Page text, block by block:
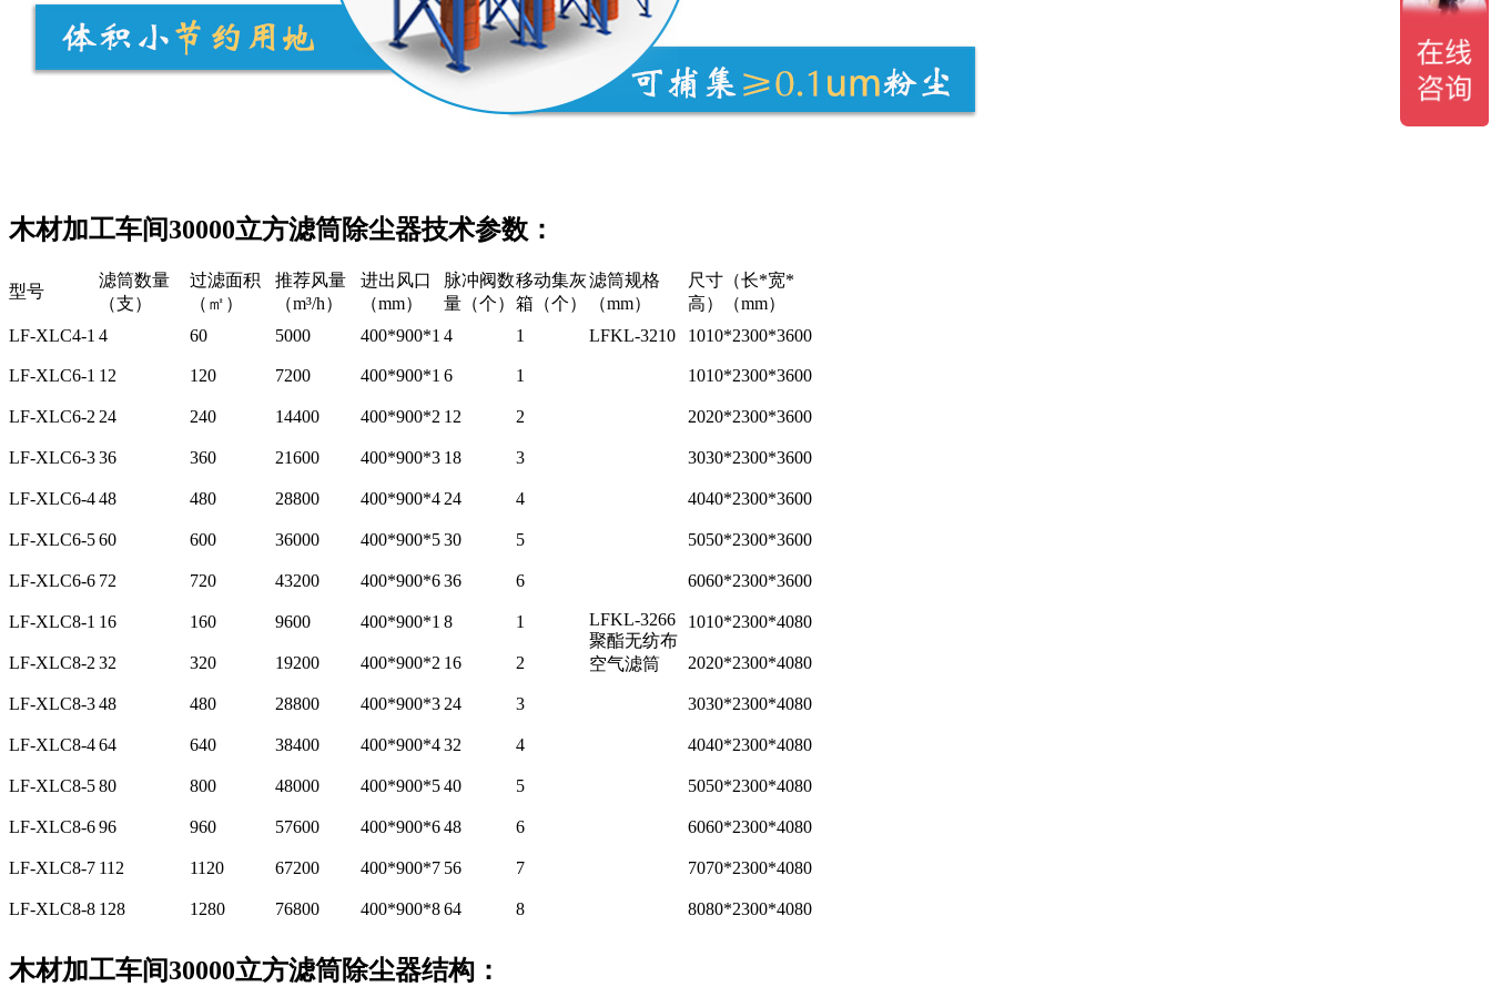
木材加工车间30000立方滤筒除尘器技术参数：
型号
滤筒数量
（支）
过滤面积
（㎡）
推荐风量
（m³/h）
进出风口
（mm）
脉冲阀数
量（个）
移动集灰
箱（个）
滤筒规格
（mm）
尺寸（长*宽*
高）（mm）
LF-XLC4-1 4 60 5000 400*900*1 4 1 LFKL-3210 1010*2300*3600
LF-XLC6-1 12 120 7200 400*900*1 6 1
LFKL-3266
聚酯无纺布
空气滤筒
1010*2300*3600
LF-XLC6-2 24 240 14400 400*900*2 12 2 2020*2300*3600
LF-XLC6-336 360 21600 400*900*3 18 3 3030*2300*3600
LF-XLC6-448 480 28800 400*900*4 24 4 4040*2300*3600
LF-XLC6-560 600 36000 400*900*530 5 5050*2300*3600
LF-XLC6-6 72 720 43200 400*900*636 6 6060*2300*3600
LF-XLC8-1 16 160 9600 400*900*1 8 1 1010*2300*4080
LF-XLC8-2 32 320 19200 400*900*2 16 2 2020*2300*4080
LF-XLC8-348 480 28800 400*900*3 24 3 3030*2300*4080
LF-XLC8-464 640 38400 400*900*432 4 4040*2300*4080
LF-XLC8-580 800 48000 400*900*540 5 5050*2300*4080
LF-XLC8-696 960 57600 400*900*648 6 6060*2300*4080
LF-XLC8-7 112 1120 67200 400*900*7 56 7 7070*2300*4080
LF-XLC8-8 128 1280 76800 400*900*864 8 8080*2300*4080
木材加工车间30000立方滤筒除尘器结构：